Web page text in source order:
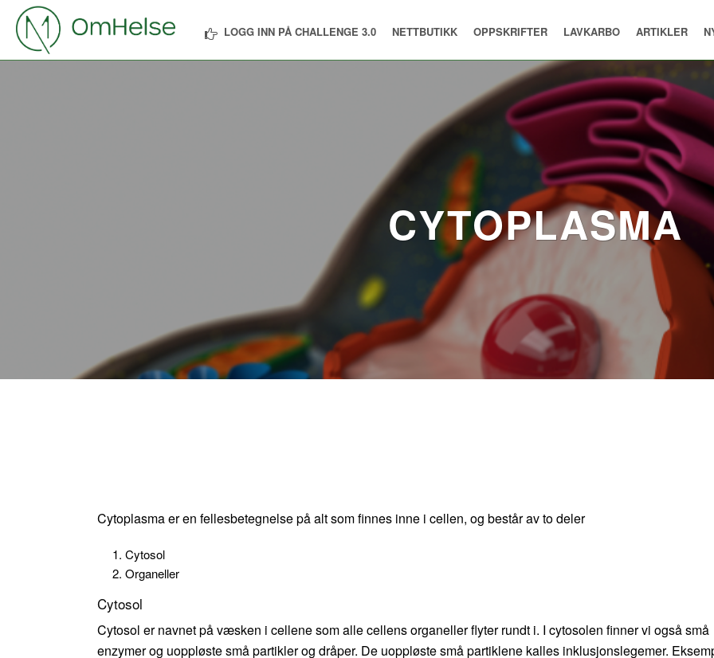
LOGG INN PÅ CHALLENGE 3.0 NETTBUTIKK OPPSKRIFTER LAVKARBO ARTIKLER
CYTOPLASMA
Cytoplasma er en fellesbetegnelse på alt som finnes inne i cellen, og består av to deler
Cytosol
Organeller
Cytosol
Cytosol er navnet på væsken i cellene som alle cellens organeller flyter rundt i. I cytosolen finner vi også små
enzymer og uoppløste små partikler og dråper. De uoppløste små partiklene kalles inklusjonslegemer.